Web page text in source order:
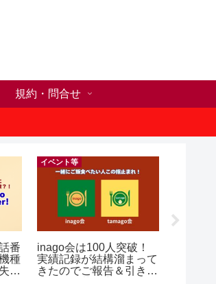
規約・問合せ
番
種
敗
イベント等
inago会は100人突破！
実績記録が結構溜まって
きたのでご報告＆引き続